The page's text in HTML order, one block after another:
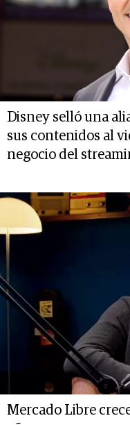
Disney selló una
sus contenidos al
negocio del
Mercado Libre